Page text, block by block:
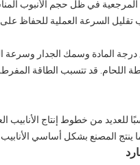
تقليل السرعة العملية للحفاظ
درجة المادة وسمك الجدار وسرعة
اللحام. قد تتسبب الطاقة
للعديد من خطوط إنتاج الأنابيب
ينتج المصنع بشكل أساسي